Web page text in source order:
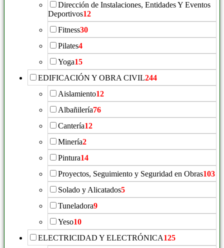
Dirección de Instalaciones, Entidades Y Eventos
Deportivos12
Fitness30
Pilates4
Yoga15
EDIFICACIÓN Y OBRA CIVIL244
Aislamiento12
Albañilería76
Cantería12
Minería2
Pintura14
Proyectos, Seguimiento y Seguridad en Obras103
Solado y Alicatados5
Tuneladora9
Yeso10
ELECTRICIDAD Y ELECTRÓNICA125